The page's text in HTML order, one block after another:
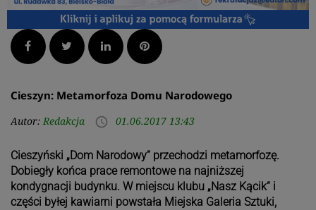
Facebook Twitter LinkedInPinterest
Cieszyn: Metamorfoza Domu Narodowego
Autor: Redakcja access_time 01.06.2017 13:43
Cieszyński „Dom Narodowy” przechodzi metamorfozę.
Dobiegły końca prace remontowe na najniższej
kondygnacji budynku. W miejscu klubu „Nasz Kącik” i
części byłej kawiarni powstała Miejska Galeria Sztuki,